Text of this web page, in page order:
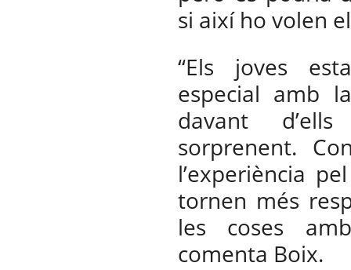
si així ho volen
“Els joves
especial amb
davant
sorprenent.
l’experiència
tornen més
les coses
comenta Boix.